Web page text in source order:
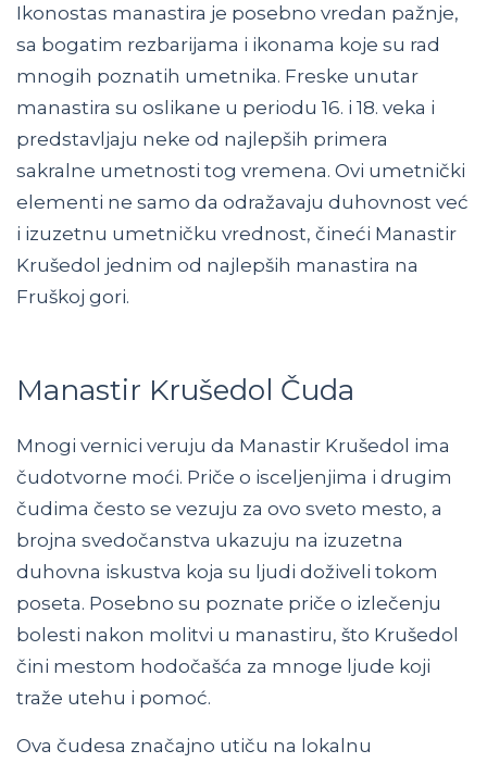
Ikonostas manastira je posebno vredan pažnje,
sa bogatim rezbarijama i ikonama koje su rad
mnogih poznatih umetnika. Freske unutar
manastira su oslikane u periodu 16. i 18. veka i
predstavljaju neke od najlepših primera
sakralne umetnosti tog vremena. Ovi umetnički
elementi ne samo da odražavaju duhovnost već
i izuzetnu umetničku vrednost, čineći Manastir
Krušedol jednim od najlepših manastira na
Fruškoj gori.
Manastir Krušedol Čuda
Mnogi vernici veruju da Manastir Krušedol ima
čudotvorne moći. Priče o isceljenjima i drugim
čudima često se vezuju za ovo sveto mesto, a
brojna svedočanstva ukazuju na izuzetna
duhovna iskustva koja su ljudi doživeli tokom
poseta. Posebno su poznate priče o izlečenju
bolesti nakon molitvi u manastiru, što Krušedol
čini mestom hodočašća za mnoge ljude koji
traže utehu i pomoć.
Ova čudesa značajno utiču na lokalnu